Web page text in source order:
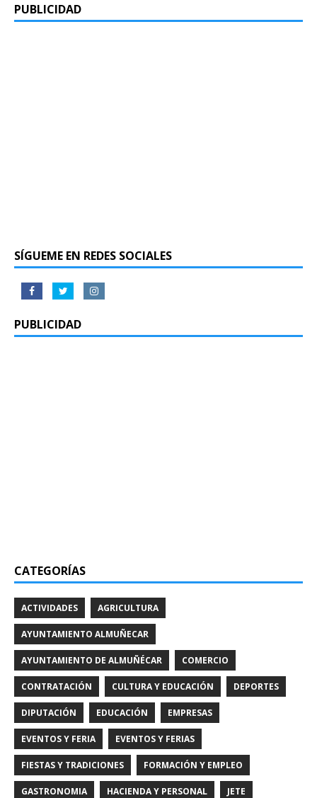
PUBLICIDAD
SÍGUEME EN REDES SOCIALES
PUBLICIDAD
CATEGORÍAS
ACTIVIDADES AGRICULTURA
AYUNTAMIENTO ALMUÑECAR
AYUNTAMIENTO DE ALMUÑÉCAR COMERCIO
CONTRATACIÓN CULTURA Y EDUCACIÓN DEPORTES
DIPUTACIÓN EDUCACIÓN EMPRESAS
EVENTOS Y FERIA EVENTOS Y FERIAS
FIESTAS Y TRADICIONES FORMACIÓN Y EMPLEO
GASTRONOMIA HACIENDA Y PERSONAL JETE